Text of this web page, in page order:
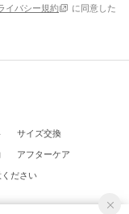
イバシー規約
に同意した
サイズ交換
アフターケア
ださい